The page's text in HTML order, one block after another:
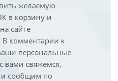
желаемую
в корзину и
сайте
В комментарии к
персональные
вами свяжемся,
и сообщим по